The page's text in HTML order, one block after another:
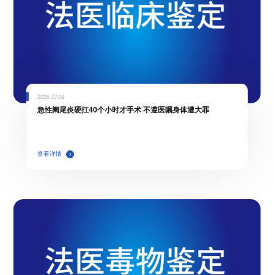
2026.07.09
急性阑尾炎硬扛40个小时才手术 不遵医嘱身体遭大罪
查看详情